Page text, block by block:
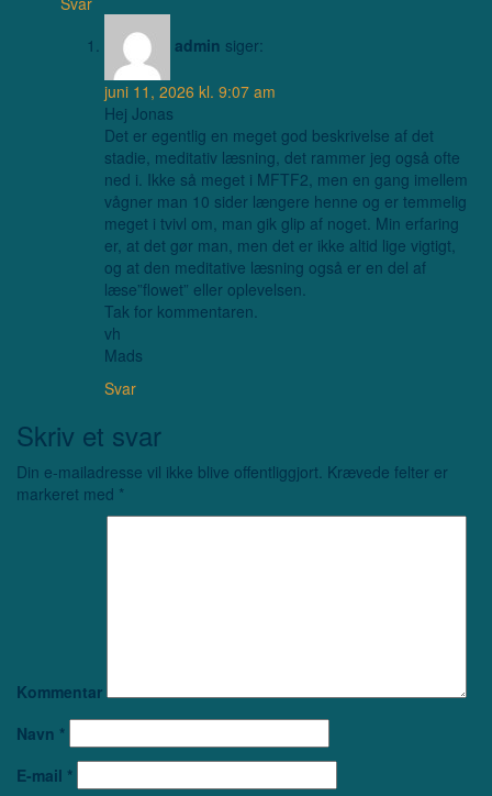
admin siger:
juni 11, 2026 kl. 9:07 am
Hej Jonas
Det er egentlig en meget god beskrivelse af det
stadie, meditativ læsning, det rammer jeg også ofte
ned i. Ikke så meget i MFTF2, men en gang imellem
vågner man 10 sider længere henne og er temmelig
meget i tvivl om, man gik glip af noget. Min erfaring
er, at det gør man, men det er ikke altid lige vigtigt,
og at den meditative læsning også er en del af
læse”flowet” eller oplevelsen.
Tak for kommentaren.
vh
Mads
Svar
Skriv et svar
Din e-mailadresse vil ikke blive offentliggjort. Krævede felter er
markeret med *
Kommentar
Navn *
E-mail *